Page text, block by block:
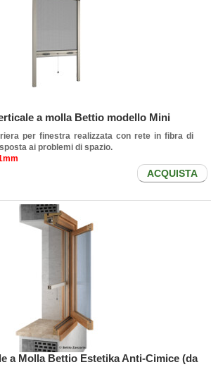
a molla Bettio modello Mini
per finestra realizzata con rete in fibra di
ai problemi di spazio.
ACQUISTA
a Molla Bettio Estetika Anti-Cimice (da